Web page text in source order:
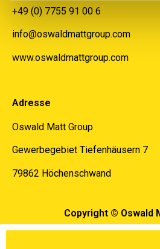
+49 (0) 7755 91 00 6
info@oswaldmattgroup.com
www.oswaldmattgroup.com
Adresse
Oswald Matt Group
Gewerbegebiet Tiefenhäusern 7
79862 Höchenschwand
Copyright © Oswald